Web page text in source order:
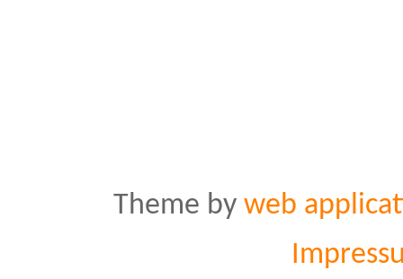
Theme by web